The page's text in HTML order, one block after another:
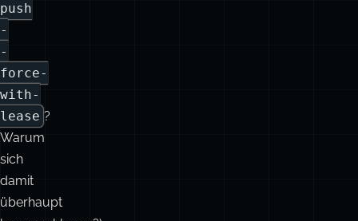
with-
lease
Warum
sich
damit
überhaupt
herumschlagen?)
Antwort: